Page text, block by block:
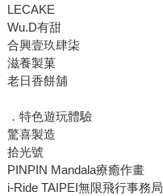
LECAKE
Wu.D有甜
合興壹玖肆柒
滋養製菓
老日香餅舖
．特色遊玩體驗
驚喜製造
拾光號
PINPIN Mandala療癒作畫
i-Ride TAIPEI無限飛行事務局